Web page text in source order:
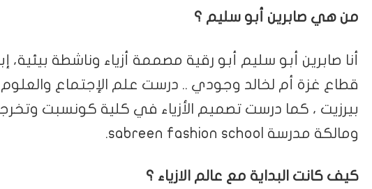
من هي صابرين أبو سليم ؟
أنا صابرين أبو سليم أبو رقية مصممة أزياء وناشطة بيئية،
قطاع غزة أم لخالد وجودي .. درست علم الإجتماع
بيرزيت ، كما درست تصميم الأزياء في كلية كونسبت
ومالكة مدرسة sabreen fashion school.
كيف كانت البداية مع عالم الازياء ؟